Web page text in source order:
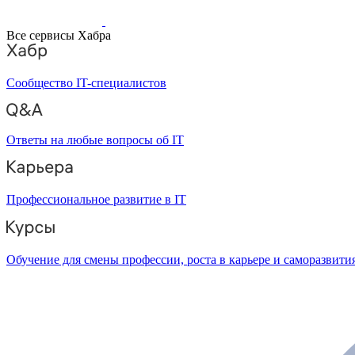
Все сервисы Хабра
Сообщество IT-специалистов
Ответы на любые вопросы об IT
Профессиональное развитие в IT
Обучение для смены профессии, роста в карьере и